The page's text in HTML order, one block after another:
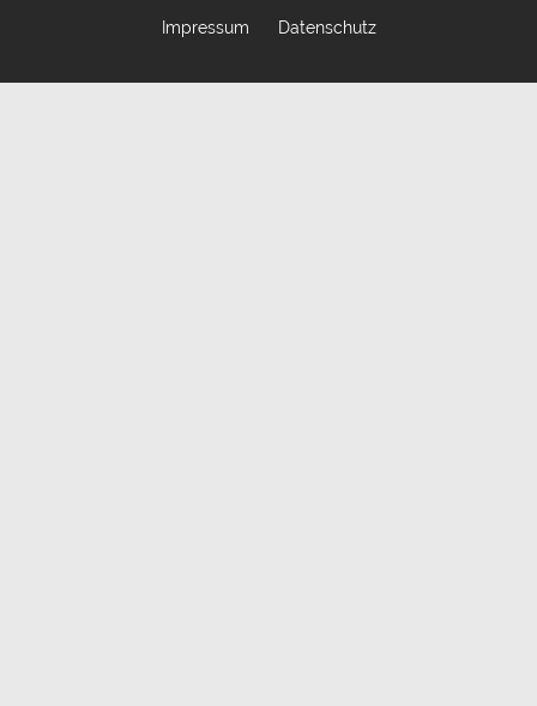
Impressum
Datenschutz